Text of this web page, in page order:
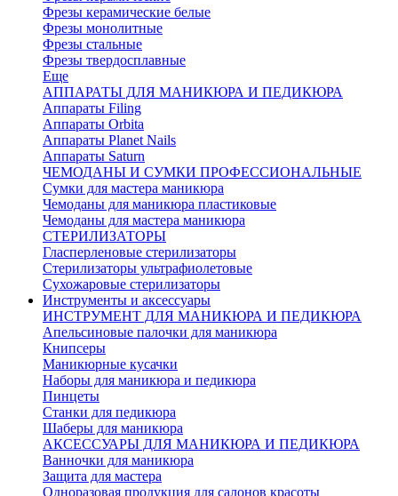
Фрезы керамические белые
Фрезы монолитные
Фрезы стальные
Фрезы твердосплавные
Еще
АППАРАТЫ ДЛЯ МАНИКЮРА И ПЕДИКЮРА
Аппараты Filing
Аппараты Orbita
Аппараты Planet Nails
Аппараты Saturn
ЧЕМОДАНЫ И СУМКИ ПРОФЕССИОНАЛЬНЫЕ
Сумки для мастера маникюра
Чемоданы для маникюра пластиковые
Чемоданы для мастера маникюра
СТЕРИЛИЗАТОРЫ
Гласперленовые стерилизаторы
Стерилизаторы ультрафиолетовые
Сухожаровые стерилизаторы
Инструменты и аксессуары
ИНСТРУМЕНТ ДЛЯ МАНИКЮРА И ПЕДИКЮРА
Апельсиновые палочки для маникюра
Книпсеры
Маникюрные кусачки
Наборы для маникюра и педикюра
Пинцеты
Станки для педикюра
Шаберы для маникюра
АКСЕССУАРЫ ДЛЯ МАНИКЮРА И ПЕДИКЮРА
Ванночки для маникюра
Защита для мастера
Одноразовая продукция для салонов красоты